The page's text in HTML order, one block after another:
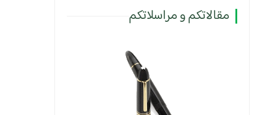
مقالاتكم و مراسلاتكم